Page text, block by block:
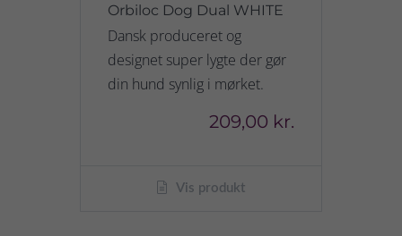
Orbiloc Dog Dual WHITE
Dansk produceret og
designet super lygte der gør
din hund synlig i mørket.
209,00 kr.
Vis produkt